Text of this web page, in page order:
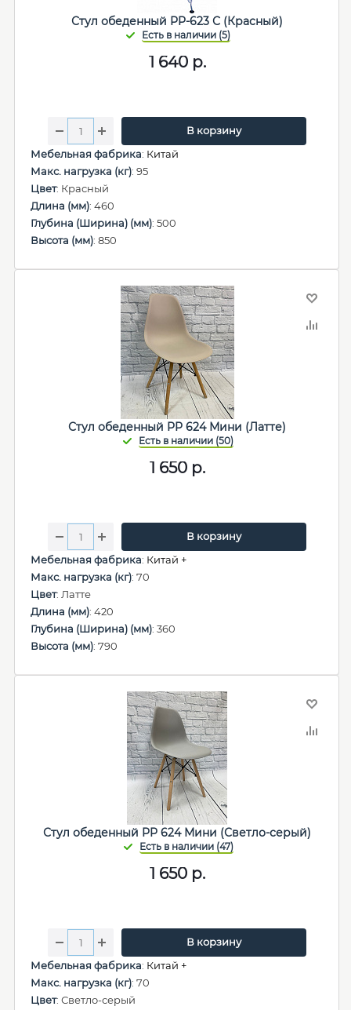
Стул обеденный PP-623 С (Красный)
1 640р.
В корзину
Мебельная фабрика: Китай
Макс. нагрузка (кг): 95
Цвет: Красный
Длина (мм): 460
Глубина (Ширина) (мм): 500
Высота (мм): 850
Стул обеденный PP 624 Мини (Латте)
1 650р.
В корзину
Мебельная фабрика: Китай +
Макс. нагрузка (кг): 70
Цвет: Латте
Длина (мм): 420
Глубина (Ширина) (мм): 360
Высота (мм): 790
Стул обеденный PP 624 Мини (Светло-серый)
1 650р.
В корзину
Мебельная фабрика: Китай +
Макс. нагрузка (кг): 70
Цвет: Светло-серый